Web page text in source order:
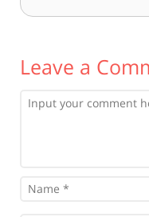
Leave a